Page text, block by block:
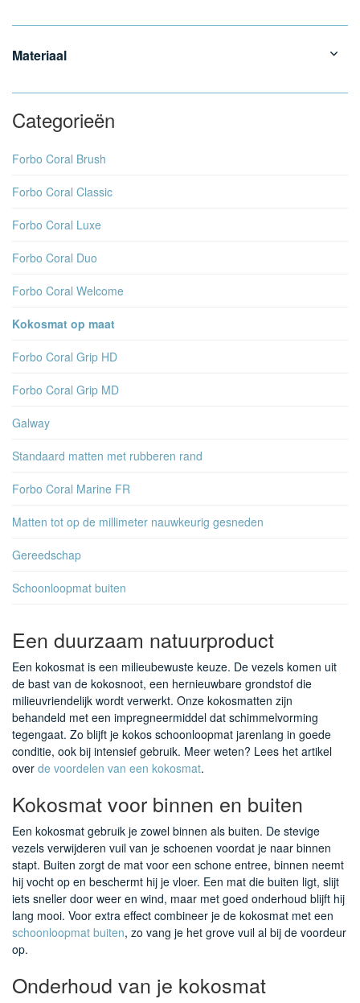
Een duurzaam natuurproduct
Een kokosmat is een milieubewuste keuze. De vezels komen uit
de bast van de kokosnoot, een hernieuwbare grondstof die
milieuvriendelijk wordt verwerkt. Onze kokosmatten zijn
behandeld met een impregneermiddel dat schimmelvorming
tegengaat. Zo blijft je kokos schoonloopmat jarenlang in goede
conditie, ook bij intensief gebruik. Meer weten? Lees het artikel
over de voordelen van een kokosmat.
Kokosmat voor binnen en buiten
Een kokosmat gebruik je zowel binnen als buiten. De stevige
vezels verwijderen vuil van je schoenen voordat je naar binnen
stapt. Buiten zorgt de mat voor een schone entree, binnen neemt
hij vocht op en beschermt hij je vloer. Een mat die buiten ligt, slijt
iets sneller door weer en wind, maar met goed onderhoud blijft hij
lang mooi. Voor extra effect combineer je de kokosmat met een
schoonloopmat buiten, zo vang je het grove vuil al bij de voordeur
op.
Onderhoud van je kokosmat
Materiaal
Categorieën
Forbo Coral Brush
Forbo Coral Classic
Forbo Coral Luxe
Forbo Coral Duo
Forbo Coral Welcome
Kokosmat op maat
Forbo Coral Grip HD
Forbo Coral Grip MD
Galway
Standaard matten met rubberen rand
Forbo Coral Marine FR
Matten tot op de millimeter nauwkeurig gesneden
Gereedschap
Schoonloopmat buiten